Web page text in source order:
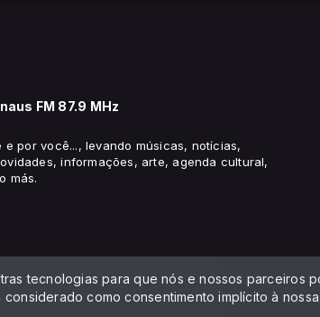
FM 87.9 MHz
e por você..., levando músicas, notícias,
informações, arte, agenda cultural,
más.
tecnologias para que nós e nossos parceiros
como consentimento implícito à